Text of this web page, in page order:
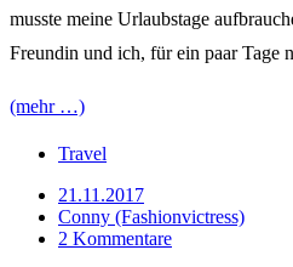
musste meine Urlaubstage
Freundin und ich, für ein paar Tage
(mehr …)
Travel
21.11.2017
Conny (Fashionvictress)
2 Kommentare